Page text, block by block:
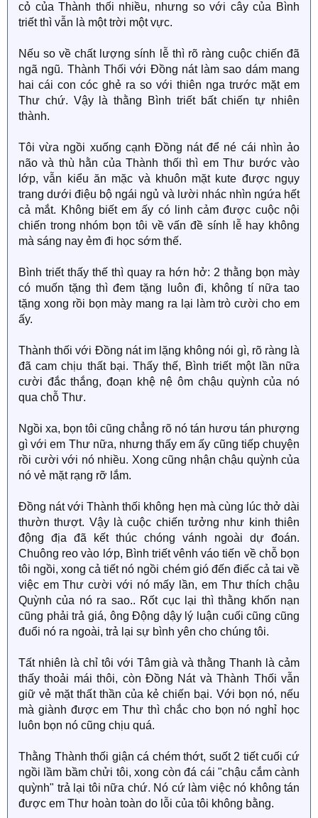
cỏ của Thành thối nhiều, nhưng so với cây của Bình
triết thì vẫn là một trời một vực.
Nếu so về chất lượng sính lễ thì rõ ràng cuộc chiến đã
ngã ngũ. Thành Thối với Đồng nát làm sao dám mang
hai cái con cóc ghẻ ra so với thiên nga trước mặt em
Thư chứ. Vậy là thằng Bình triết bất chiến tự nhiên
thành.
Tôi vừa ngồi xuống cạnh Đồng nát để né cái nhìn ảo
não và thù hằn của Thành thối thì em Thư bước vào
lớp, vẫn kiểu ăn mặc và khuôn mặt kute được ngụy
trang dưới điệu bộ ngái ngủ và lười nhác nhìn ngứa hết
cả mắt. Không biết em ấy có linh cảm được cuộc nội
chiến trong nhóm bọn tôi về vấn đề sính lễ hay không
mà sáng nay ẻm đi học sớm thế.
Bình triết thấy thế thì quay ra hớn hở: 2 thằng bọn mày
có muốn tặng thì đem tặng luôn đi, không tí nữa tao
tặng xong rồi bọn mày mang ra lại làm trò cười cho em
ấy.
Thành thối với Đồng nát im lặng không nói gì, rõ ràng là
đã cam chịu thất bại. Thấy thế, Bình triết một lần nữa
cười đắc thắng, đoạn khệ nệ ôm chậu quỳnh của nó
qua chỗ Thư.
Ngồi xa, bọn tôi cũng chẳng rõ nó tán hươu tán phượng
gì với em Thư nữa, nhưng thấy em ấy cũng tiếp chuyện
rồi cười với nó nhiều. Xong cũng nhận chậu quỳnh của
nó vẻ mặt rạng rỡ lắm.
Đồng nát với Thành thối không hẹn mà cùng lúc thở dài
thườn thượt. Vậy là cuộc chiến tưởng như kinh thiên
động địa đã kết thúc chóng vánh ngoài dự đoán.
Chuông reo vào lớp, Bình triết vênh váo tiến về chỗ bọn
tôi ngồi, xong cả tiết nó ngồi chém gió đến điếc cả tai về
việc em Thư cười với nó mấy lần, em Thư thích chậu
Quỳnh của nó ra sao.. Rốt cục lại thì thằng khốn nạn
cũng phải trả giá, ông Động dậy lý luận cuối cũng cũng
đuổi nó ra ngoài, trả lại sự bình yên cho chúng tôi.
Tất nhiên là chỉ tôi với Tâm già và thằng Thanh là cảm
thấy thoải mái thôi, còn Đồng Nát và Thành Thối vẫn
giữ vẻ mặt thất thần của kẻ chiến bại. Với bọn nó, nếu
mà giành được em Thư thì chắc cho bọn nó nghỉ học
luôn bọn nó cũng chịu quá.
Thằng Thành thối giận cá chém thớt, suốt 2 tiết cuối cứ
ngồi lầm bầm chửi tôi, xong còn đá cái "chậu cắm cành
quỳnh" trả lại tôi nữa chứ. Nó cứ làm việc nó không tán
được em Thư hoàn toàn do lỗi của tôi không bằng.